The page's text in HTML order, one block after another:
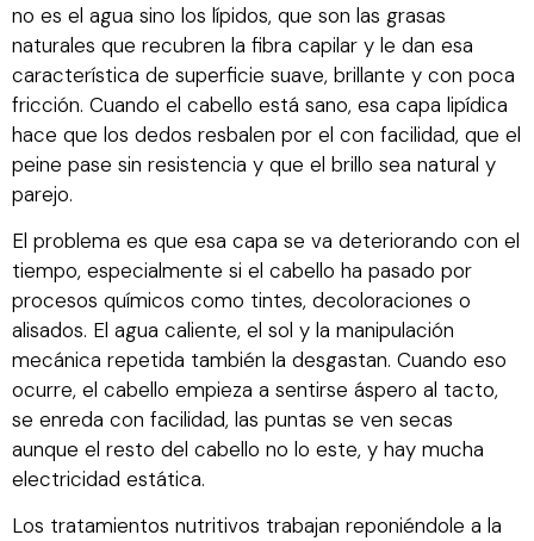
no es el agua sino los lípidos, que son las grasas
naturales que recubren la fibra capilar y le dan esa
característica de superficie suave, brillante y con poca
fricción. Cuando el cabello está sano, esa capa lipídica
hace que los dedos resbalen por el con facilidad, que el
peine pase sin resistencia y que el brillo sea natural y
parejo.
El problema es que esa capa se va deteriorando con el
tiempo, especialmente si el cabello ha pasado por
procesos químicos como tintes, decoloraciones o
alisados. El agua caliente, el sol y la manipulación
mecánica repetida también la desgastan. Cuando eso
ocurre, el cabello empieza a sentirse áspero al tacto,
se enreda con facilidad, las puntas se ven secas
aunque el resto del cabello no lo este, y hay mucha
electricidad estática.
Los tratamientos nutritivos trabajan reponiéndole a la